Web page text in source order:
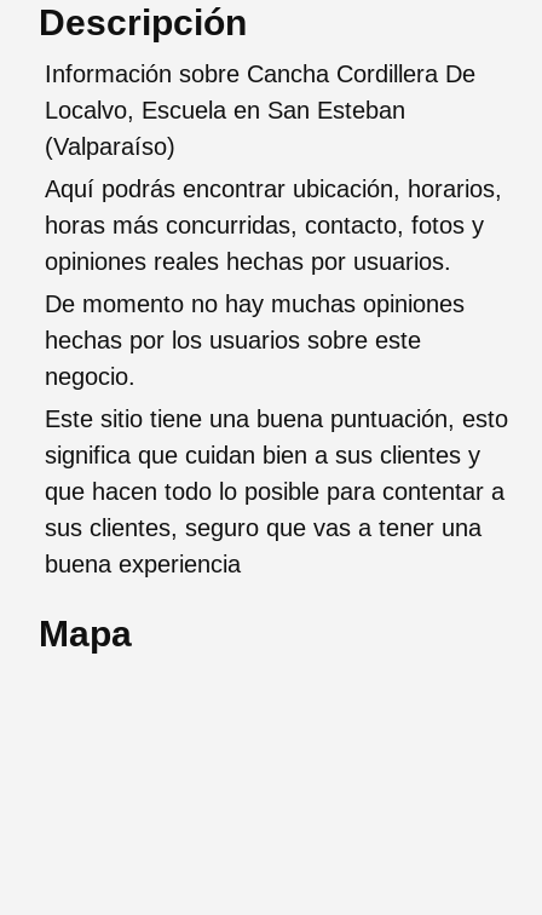
Descripción
Información sobre Cancha Cordillera De
Localvo, Escuela en San Esteban
(Valparaíso)
Aquí podrás encontrar ubicación, horarios,
horas más concurridas, contacto, fotos y
opiniones reales hechas por usuarios.
De momento no hay muchas opiniones
hechas por los usuarios sobre este
negocio.
Este sitio tiene una buena puntuación, esto
significa que cuidan bien a sus clientes y
que hacen todo lo posible para contentar a
sus clientes, seguro que vas a tener una
buena experiencia
Mapa